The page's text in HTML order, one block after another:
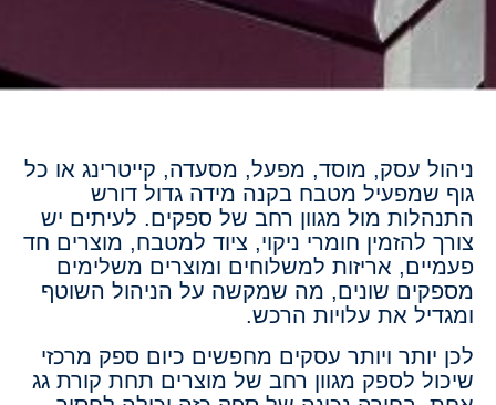
ניהול עסק, מוסד, מפעל, מסעדה, קייטרינג או כל
גוף שמפעיל מטבח בקנה מידה גדול דורש
התנהלות מול מגוון רחב של ספקים. לעיתים יש
צורך להזמין חומרי ניקוי, ציוד למטבח, מוצרים חד
פעמיים, אריזות למשלוחים ומוצרים משלימים
מספקים שונים, מה שמקשה על הניהול השוטף
ומגדיל את עלויות הרכש.
לכן יותר ויותר עסקים מחפשים כיום ספק מרכזי
שיכול לספק מגוון רחב של מוצרים תחת קורת גג